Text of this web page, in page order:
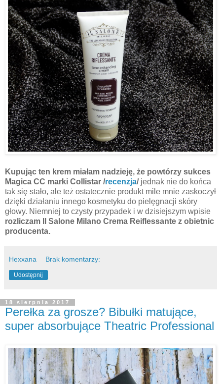
Kupując ten krem miałam nadzieję, że powtórzy sukces
Magica CC marki Collistar /recenzja/jednak nie do końca
tak się stało, ale też ostatecznie produkt mile mnie zaskoczył
dzięki działaniu innego kosmetyku do pielęgnacji skóry
głowy. Niemniej to czysty przypadek i w dzisiejszym wpisie
rozliczam Il Salone Milano Crema Reiflessante z obietnic
producenta.
Hexxana Brak komentarzy:
Udostępnij
18 sierpnia 2017
Perełka za grosze? Bibułki matujące,
super absorbujące Theatric Professional